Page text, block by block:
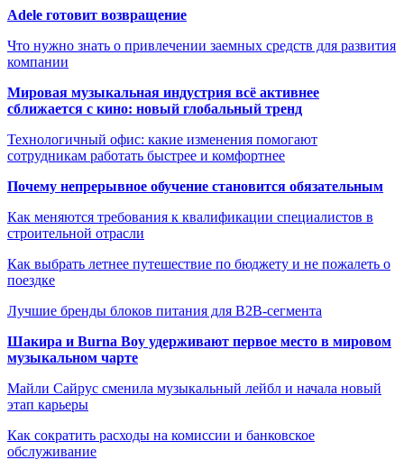
Adele готовит возвращение
Что нужно знать о привлечении заемных средств для развития
компании
Мировая музыкальная индустрия всё активнее
сближается с кино: новый глобальный тренд
Технологичный офис: какие изменения помогают
сотрудникам работать быстрее и комфортнее
Почему непрерывное обучение становится обязательным
Как меняются требования к квалификации специалистов в
строительной отрасли
Как выбрать летнее путешествие по бюджету и не пожалеть о
поездке
Лучшие бренды блоков питания для B2B-сегмента
Шакира и Burna Boy удерживают первое место в мировом
музыкальном чарте
Майли Сайрус сменила музыкальный лейбл и начала новый
этап карьеры
Как сократить расходы на комиссии и банковское
обслуживание